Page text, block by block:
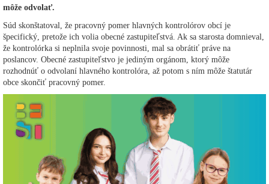
môže odvolať.
Súd skonštatoval, že pracovný pomer hlavných kontrolórov obcí je
špecifický, pretože ich volia obecné zastupiteľstvá. Ak sa starosta domnieval,
že kontrolórka si neplnila svoje povinnosti, mal sa obrátiť práve na
poslancov. Obecné zastupiteľstvo je jediným orgánom, ktorý môže
rozhodnúť o odvolaní hlavného kontrolóra, až potom s ním môže štatutár
obce skončiť pracovný pomer.